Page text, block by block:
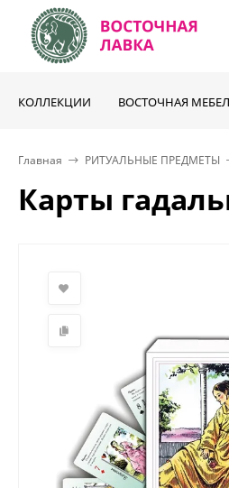
КОЛЛЕКЦИИ ВОСТОЧНАЯ
Главная РИТУАЛЬНЫЕ ПРЕДМЕТЫ
Карты